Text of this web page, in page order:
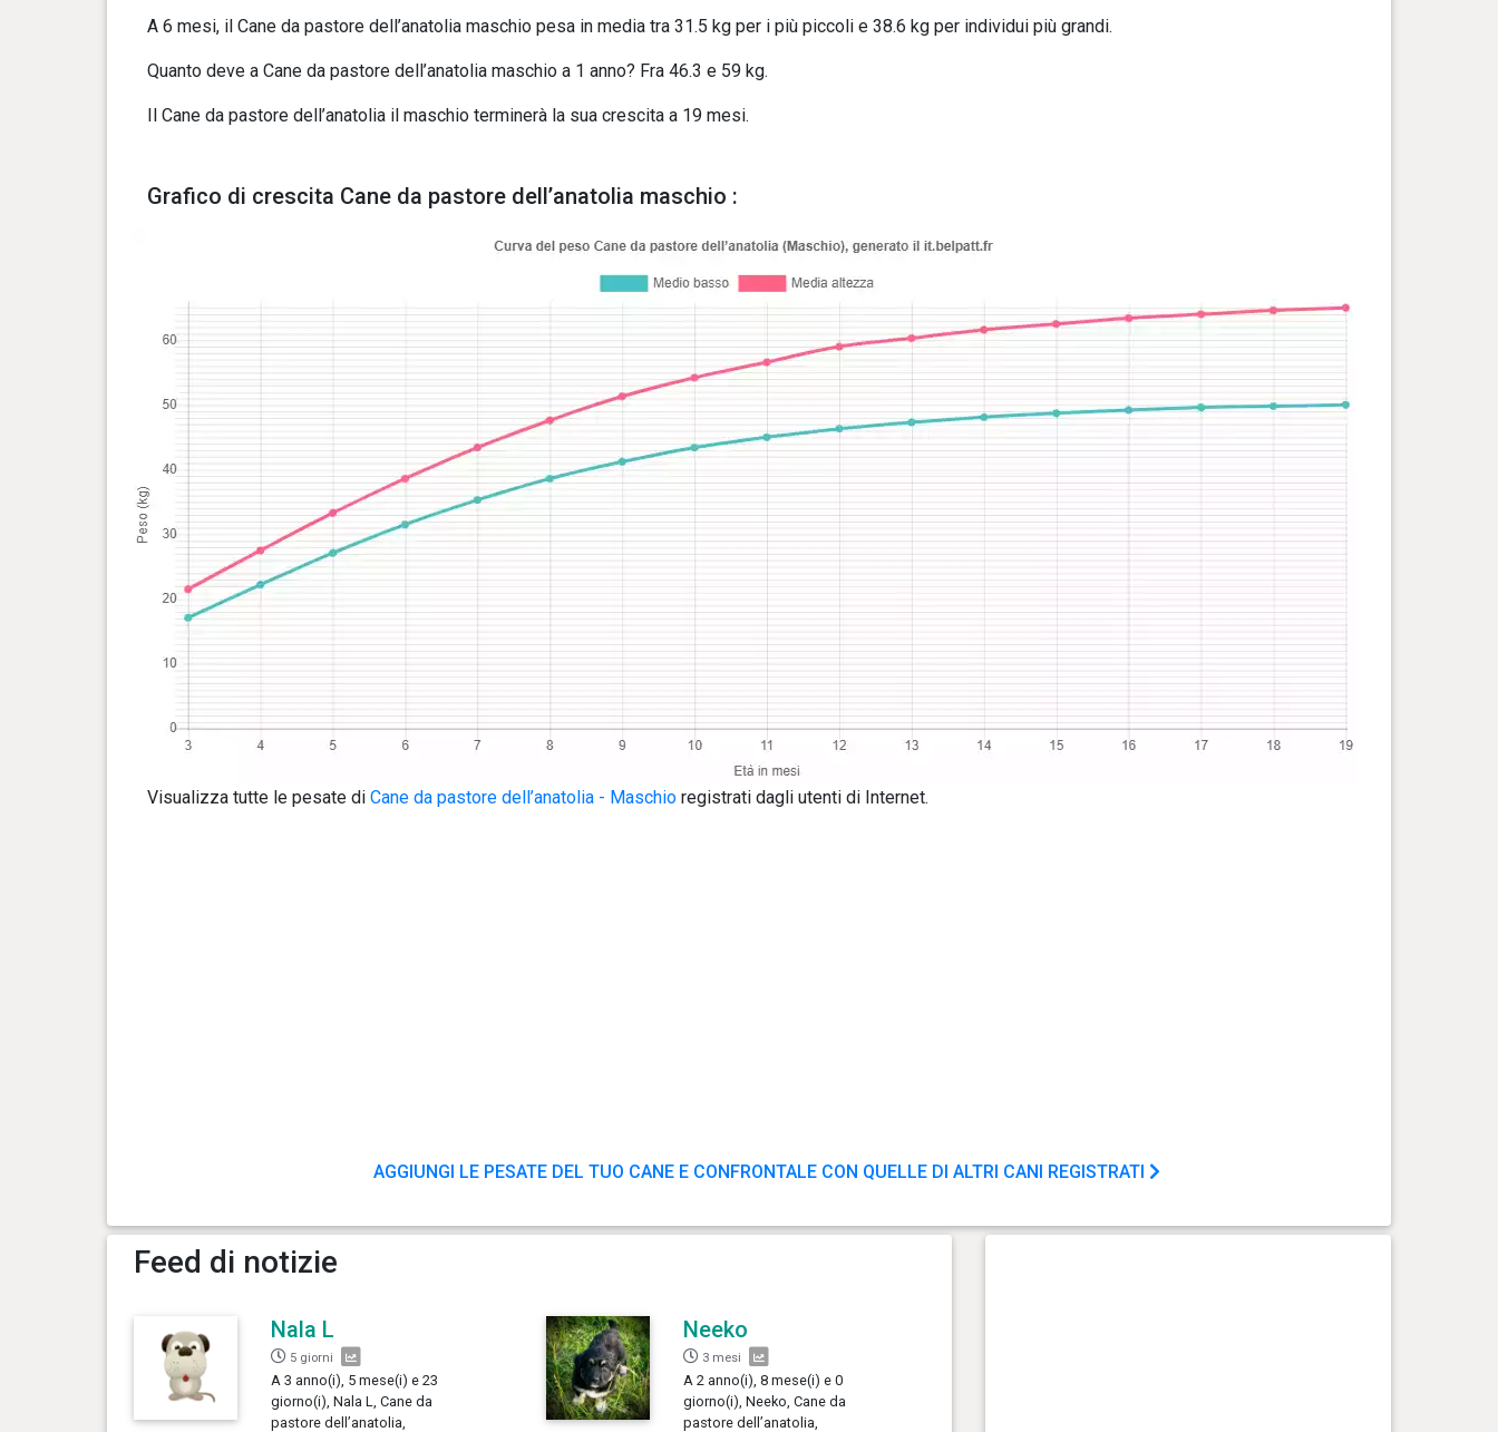
A 6 mesi, il Cane da pastore dell’anatolia maschio pesa in media tra 31.5 kg per i più piccoli e 38.6 kg per individui più grandi.
Quanto deve a Cane da pastore dell’anatolia maschio a 1 anno? Fra 46.3 e 59 kg.
Il Cane da pastore dell’anatolia il maschio terminerà la sua crescita a 19 mesi.
Grafico di crescita Cane da pastore dell’anatolia maschio :
Visualizza tutte le pesate di Cane da pastore dell’anatolia - Maschioregistrati dagli utenti di Internet.
AGGIUNGI LE PESATE DEL TUO CANE E CONFRONTALE CON QUELLE DI ALTRI CANI REGISTRATI
Feed di notizie
Nala L
5 giorni
A 3 anno(i), 5 mese(i) e 23
giorno(i), Nala L, Cane da
pastore dell’anatolia,
Neeko
3 mesi
A 2 anno(i), 8 mese(i) e 0
giorno(i), Neeko, Cane da
pastore dell’anatolia,